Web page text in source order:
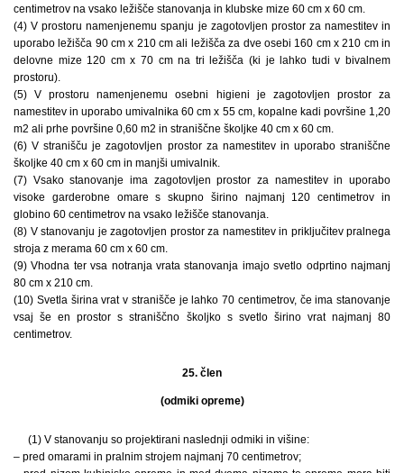
centimetrov na vsako ležišče stanovanja in klubske mize 60 cm x 60 cm.
(4) V prostoru namenjenemu spanju je zagotovljen prostor za namestitev in
uporabo ležišča 90 cm x 210 cm ali ležišča za dve osebi 160 cm x 210 cm in
delovne mize 120 cm x 70 cm na tri ležišča (ki je lahko tudi v bivalnem
prostoru).
(5) V prostoru namenjenemu osebni higieni je zagotovljen prostor za
namestitev in uporabo umivalnika 60 cm x 55 cm, kopalne kadi površine 1,20
m2 ali prhe površine 0,60 m2 in straniščne školjke 40 cm x 60 cm.
(6) V stranišču je zagotovljen prostor za namestitev in uporabo straniščne
školjke 40 cm x 60 cm in manjši umivalnik.
(7) Vsako stanovanje ima zagotovljen prostor za namestitev in uporabo
visoke garderobne omare s skupno širino najmanj 120 centimetrov in
globino 60 centimetrov na vsako ležišče stanovanja.
(8) V stanovanju je zagotovljen prostor za namestitev in priključitev pralnega
stroja z merama 60 cm x 60 cm.
(9) Vhodna ter vsa notranja vrata stanovanja imajo svetlo odprtino najmanj
80 cm x 210 cm.
(10) Svetla širina vrat v stranišče je lahko 70 centimetrov, če ima stanovanje
vsaj še en prostor s straniščno školjko s svetlo širino vrat najmanj 80
centimetrov.
25. člen
(odmiki opreme)
(1) V stanovanju so projektirani naslednji odmiki in višine:
– pred omarami in pralnim strojem najmanj 70 centimetrov;